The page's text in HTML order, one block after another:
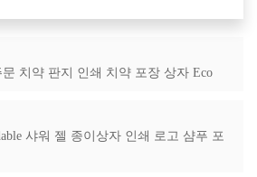
치약 판지 인쇄 치약 포장 상자 Eco
샤워 젤 종이상자 인쇄 로고 샴푸 포